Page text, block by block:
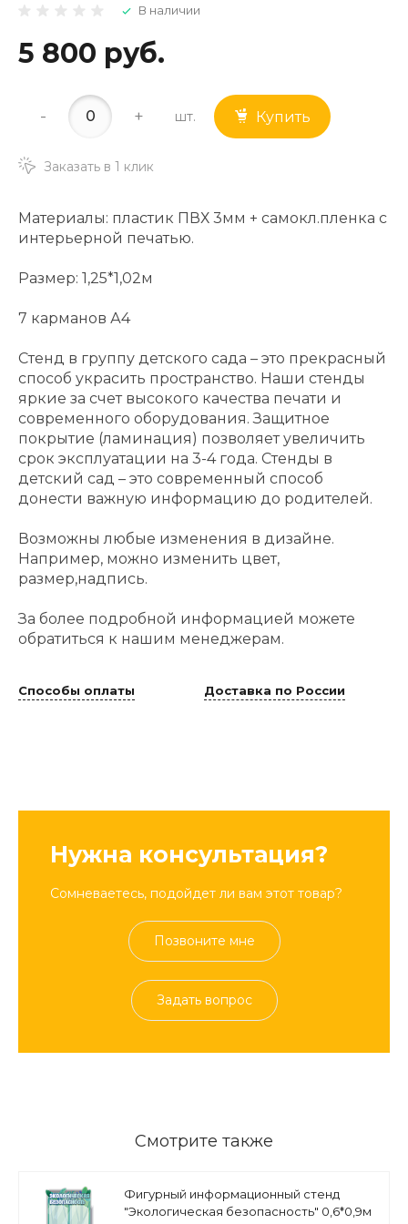
В наличии
5 800 руб.
- + шт. Купить
Заказать в 1 клик
Материалы: пластик ПВХ 3мм + самокл.пленка с
интерьерной печатью.
Размер: 1,25*1,02м
7 карманов А4
Стенд в группу детского сада – это прекрасный
способ украсить пространство. Наши стенды
яркие за счет высокого качества печати и
современного оборудования. Защитное
покрытие (ламинация) позволяет увеличить
срок эксплуатации на 3-4 года. Стенды в
детский сад – это современный способ
донести важную информацию до родителей.
Возможны любые изменения в дизайне.
Например, можно изменить цвет,
размер,надпись.
За более подробной информацией можете
обратиться к нашим менеджерам.
Способы оплаты Доставка по России
Нужна консультация?
Сомневаетесь, подойдет ли вам этот товар?
Позвоните мне
Задать вопрос
Смотрите также
Фигурный информационный стенд
"Экологическая безопасность" 0,6*0,9м